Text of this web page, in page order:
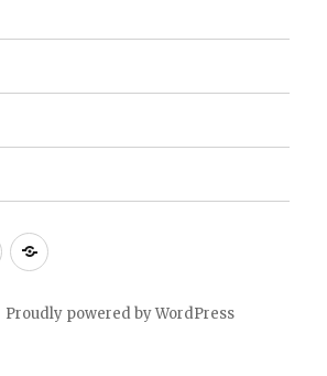
The
Standard
The
News
Proudly powered by WordPress